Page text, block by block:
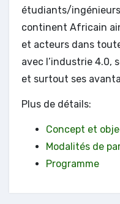
étudiants/
continent Africain
et acteurs dans
avec l’industrie 4.0,
et surtout ses
Plus de détails:
Concept et
Modalités de
Programme